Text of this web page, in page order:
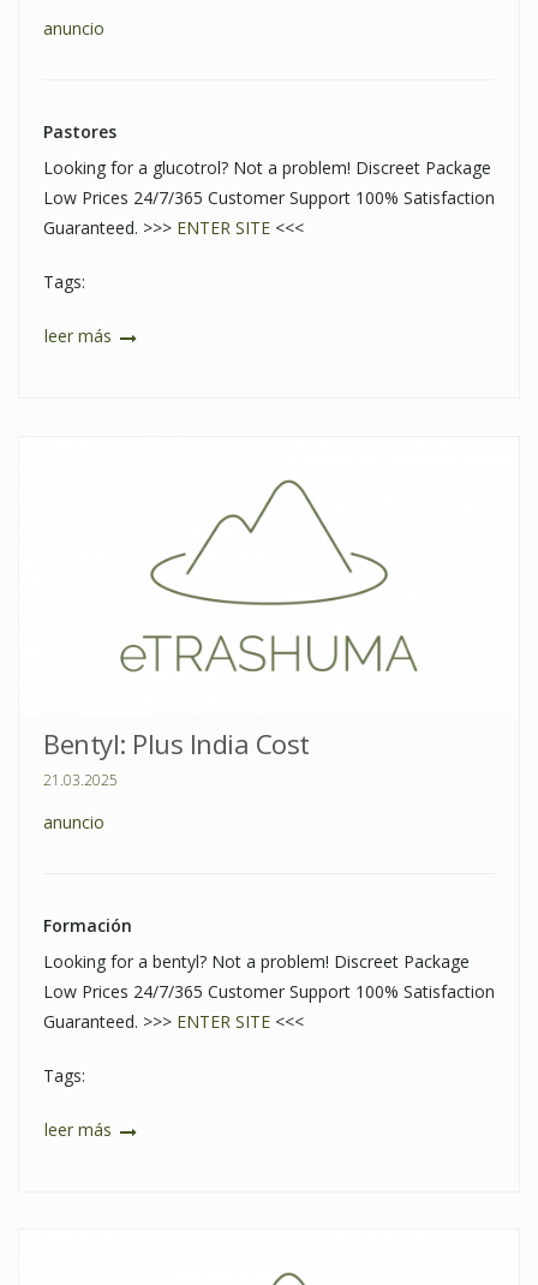
anuncio
Pastores
Looking for a glucotrol? Not a problem! Discreet Package
Low Prices 24/7/365 Customer Support 100% Satisfaction
Guaranteed. >>> ENTER SITE <<<
Tags:
leer más
Bentyl: Plus India Cost
21.03.2025
anuncio
Formación
Looking for a bentyl? Not a problem! Discreet Package
Low Prices 24/7/365 Customer Support 100% Satisfaction
Guaranteed. >>> ENTER SITE <<<
Tags:
leer más